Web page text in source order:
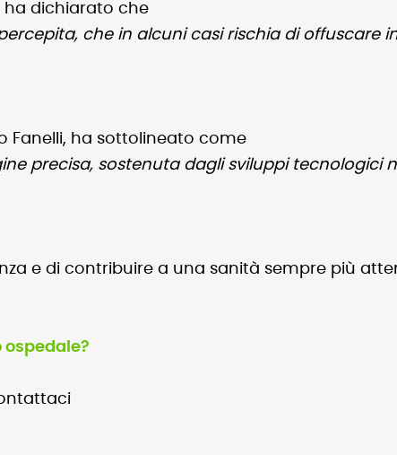
ha dichiarato che
che in alcuni casi rischia di offuscare
Fanelli, ha sottolineato come
precisa, sostenuta dagli sviluppi tecnologici
e di contribuire a una sanità sempre più